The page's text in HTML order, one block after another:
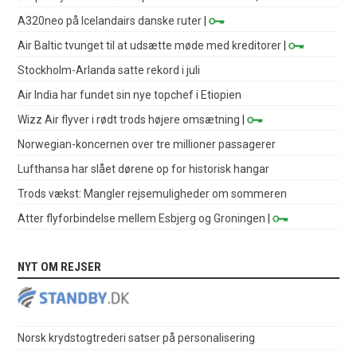
A320neo på Icelandairs danske ruter |
Air Baltic tvunget til at udsætte møde med kreditorer |
Stockholm-Arlanda satte rekord i juli
Air India har fundet sin nye topchef i Etiopien
Wizz Air flyver i rødt trods højere omsætning |
Norwegian-koncernen over tre millioner passagerer
Lufthansa har slået dørene op for historisk hangar
Trods vækst: Mangler rejsemuligheder om sommeren
Atter flyforbindelse mellem Esbjerg og Groningen |
NYT OM REJSER
Norsk krydstogtrederi satser på personalisering